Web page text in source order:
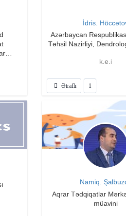
İdris.
Azərbaycan
Təhsil Nazirliyi,
k.e.i
Ətraflı 1
Namiq.
Aqrar Tədqiqatlar
müavini